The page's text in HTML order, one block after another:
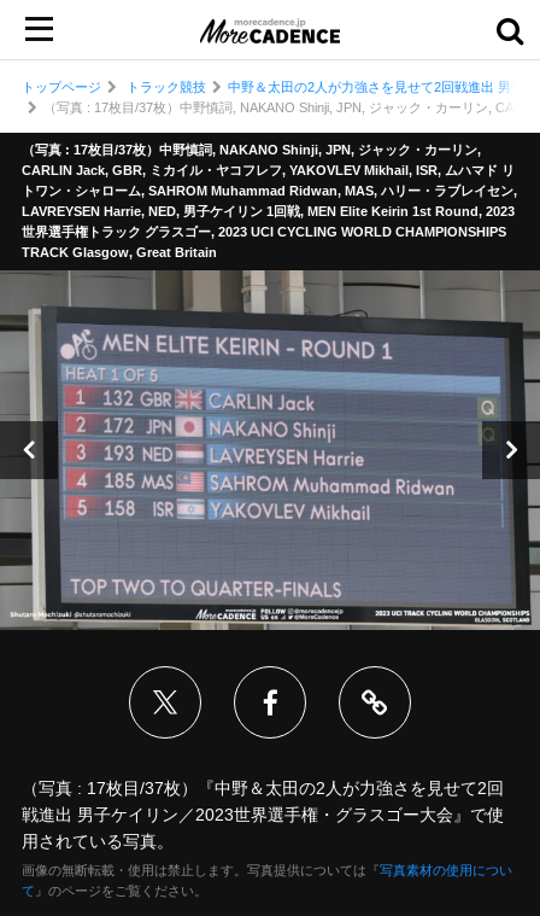
トップページ トラック競技
中野＆太田の2人が力強さを見せて2回戦進出 男子
（写真 : 17枚目/37枚）中野慎詞, NAKANO Shinji, JPN, ジャック・カーリン,
（写真 : 17枚目/37枚）中野慎詞, NAKANO Shinji, JPN, ジャック・カーリン,
CARLIN Jack, GBR, ミカイル・ヤコフレフ, YAKOVLEV Mikhail, ISR, ムハマド リ
トワン・シャローム, SAHROM Muhammad Ridwan, MAS, ハリー・ラブレイセン,
LAVREYSEN Harrie, NED, 男子ケイリン 1回戦, MEN Elite Keirin 1st Round, 2023
世界選手権トラック グラスゴー, 2023 UCI CYCLING WORLD CHAMPIONSHIPS
TRACK Glasgow, Great Britain
（写真 : 17枚目/37枚）『中野＆太田の2人が力強さを見せて2回
戦進出 男子ケイリン／2023世界選手権・グラスゴー大会』で使
用されている写真。
画像の無断転載・使用は禁止します。写真提供については『写真素材の使用につい
て 』のページをご覧ください。